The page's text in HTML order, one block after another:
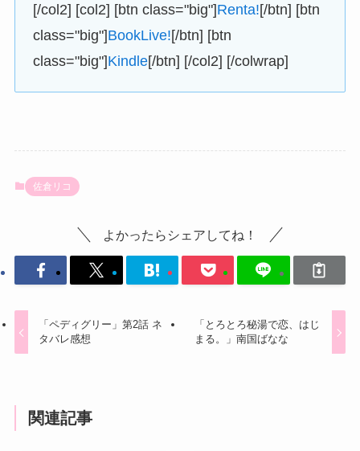
[/col2] [col2] [btn class="big"]Renta![/btn] [btn
class="big"]BookLive![/btn] [btn
class="big"]Kindle[/btn] [/col2] [/colwrap]
佐倉リコ
よかったらシェアしてね！
「ペディグリー」第2話 ネ
タバレ感想
「とろとろ秘湯で恋、はじ
まる。」南国ばなな
関連記事